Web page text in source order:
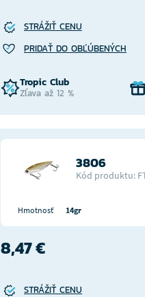
STRÁŽIŤ CENU
PRIDAŤ DO OBĽÚBENÝCH
Tropic Club
Zľava až 12 %
3806
Kód produktu:
Hmotnosť 14gr
8,47 €
STRÁŽIŤ CENU